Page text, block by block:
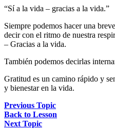
“Sí a la vida – gracias a la vida.”
Siempre podemos hacer una
decir con el ritmo de nuestra
– Gracias a la vida.
También podemos decirlas
Gratitud es un camino rápido y
y bienestar en la vida.
Previous Topic
Back to Lesson
Next Topic